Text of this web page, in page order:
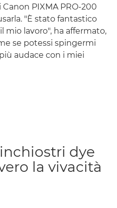
PIXMA PRO-200
"È stato fantastico
mio lavoro", ha affermato,
se potessi spingermi
audace con i miei
dye
la vivacità